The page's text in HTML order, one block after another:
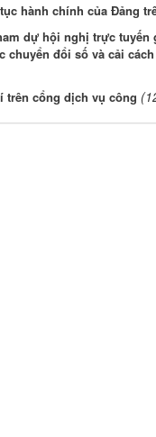
hành chính của Đảng
dự hội nghị trực tuyến
chuyển đổi số và cải
trên cổng dịch vụ công